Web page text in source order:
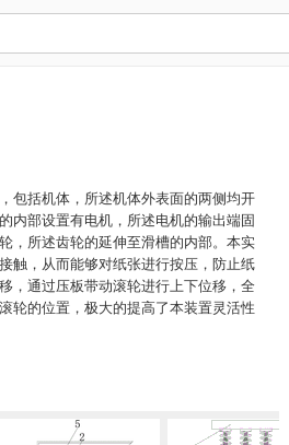
包括机体，所述机体外表面的两侧均开
内部设置有电机，所述电机的输出端固
，所述齿轮的延伸至滑槽的内部。本实
触，从而能够对纸张进行按压，防止纸
，通过压板带动滚轮进行上下位移，全
轮的位置，极大的提高了本装置灵活性